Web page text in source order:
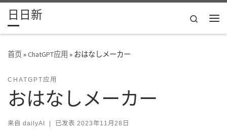
Skip to content
日日新
Search
首页»ChatGPT应用 » おはなしメーカー
CHATGPT应用
おはなしメーカー
来自 dailyAI | 已发表 2023年11月28日